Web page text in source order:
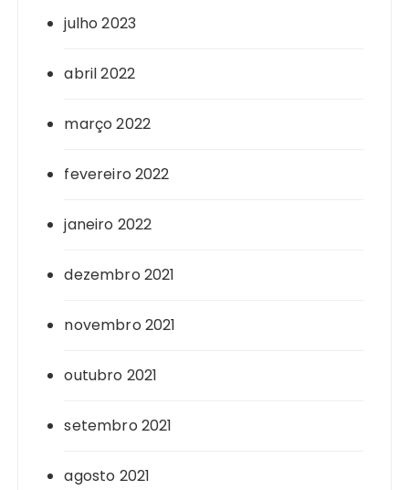
julho 2023
abril 2022
março 2022
fevereiro 2022
janeiro 2022
dezembro 2021
novembro 2021
outubro 2021
setembro 2021
agosto 2021